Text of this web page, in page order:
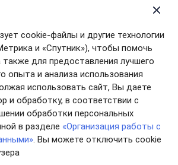
cookie-файлы и другие технологии
и «Спутник»), чтобы помочь
также для предоставления лучшего
опыта и анализа использования
использовать сайт, Вы даете
и обработку, в соответствии с
обработки персональных
в разделе «Организация работы с
. Вы можете отключить cookie
экономических
последствий новой
коронавирусной
инфекции